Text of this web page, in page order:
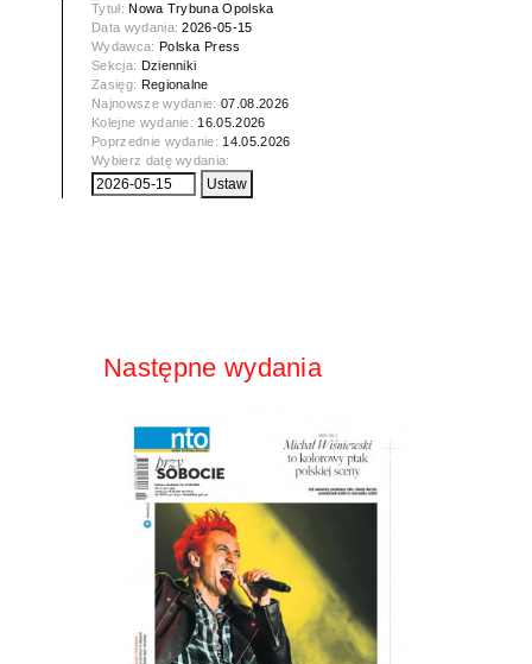
Tytuł: Nowa Trybuna Opolska
Data wydania:2026-05-15
Wydawca: Polska Press
Sekcja: Dzienniki
Zasięg: Regionalne
Najnowsze wydanie:07.08.2026
Kolejne wydanie: 16.05.2026
Poprzednie wydanie: 14.05.2026
Wybierz datę wydania:
Następne wydania